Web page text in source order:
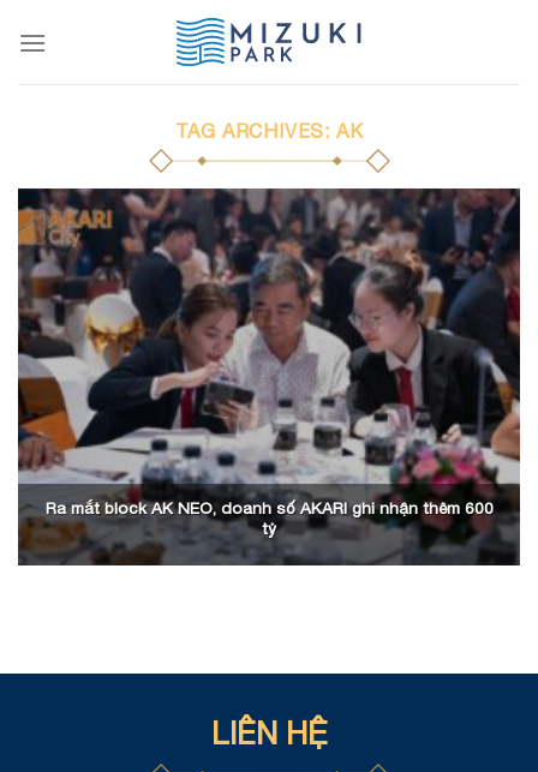
TAG ARCHIVES: AK
Ra mắt block AK NEO, doanh số AKARI ghi nhận thêm 600
tỷ
LIÊN HỆ